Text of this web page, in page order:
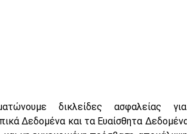
δικλείδες ασφαλείας
Δεδομένα και τα Ευαίσθητα